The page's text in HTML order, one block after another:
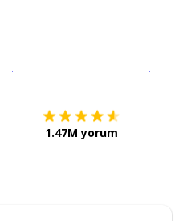
1.47M yorum